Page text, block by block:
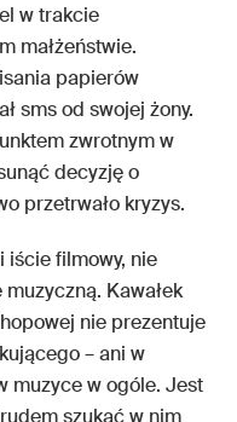
w trakcie
małżeństwie.
papierów
sms od swojej żony.
zwrotnym w
decyzję o
przetrwało kryzys.
iście filmowy, nie
Kawałek
nie prezentuje
– ani w
muzyce w ogóle. Jest
szukać w nim